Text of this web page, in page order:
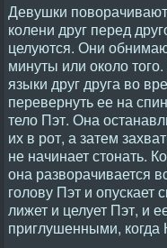
Девушки
колени друг перед
целуются. Они
минуты или около
языки друг друга во
перевернуть ее на
тело Пэт. Она
их в рот, а затем
не начинает стонать.
она разворачивается
голову Пэт и опускает
лижет и целует Пэт, и
приглушенными, когда